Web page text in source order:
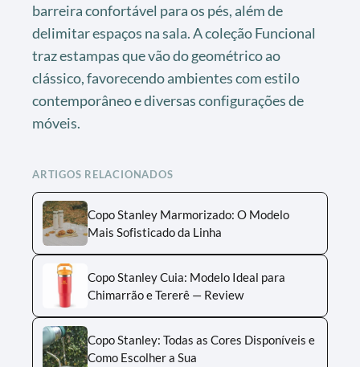
barreira confortável para os pés, além de
delimitar espaços na sala. A coleção Funcional
traz estampas que vão do geométrico ao
clássico, favorecendo ambientes com estilo
contemporâneo e diversas configurações de
móveis.
ARTIGOS RELACIONADOS
Copo Stanley Marmorizado: O Modelo
Mais Sofisticado da Linha
Copo Stanley Cuia: Modelo Ideal para
Chimarrão e Tererê — Review
Copo Stanley: Todas as Cores Disponíveis e
Como Escolher a Sua